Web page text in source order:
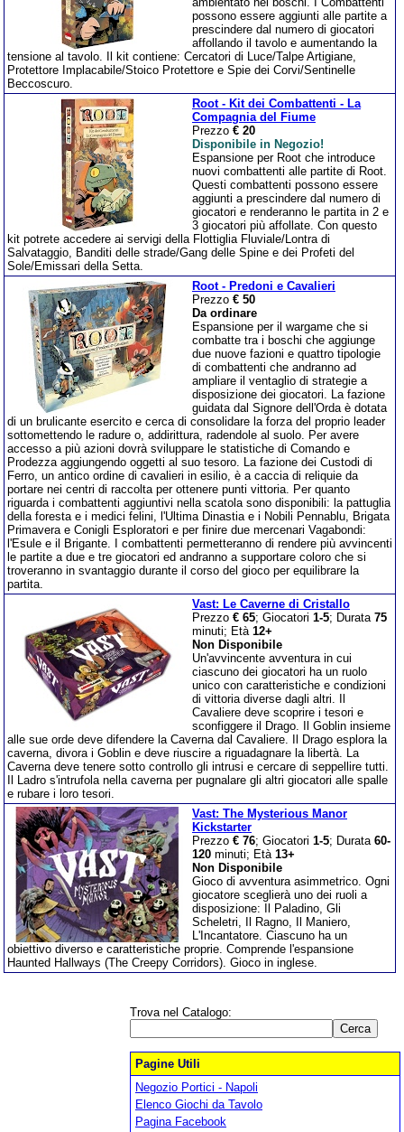
possono essere aggiunti alle partite a
prescindere dal numero di giocatori
affollando il tavolo e aumentando la
tensione al tavolo. Il kit contiene: Cercatori di Luce/Talpe Artigiane,
Protettore Implacabile/Stoico Protettore e Spie dei Corvi/Sentinelle
Beccoscuro.
Root - Kit dei Combattenti - La
Compagnia del Fiume
Prezzo € 20
Disponibile in Negozio!
Espansione per Root che introduce
nuovi combattenti alle partite di Root.
Questi combattenti possono essere
aggiunti a prescindere dal numero di
giocatori e renderanno le partita in 2 e
3 giocatori più affollate. Con questo
kit potrete accedere ai servigi della Flottiglia Fluviale/Lontra di
Salvataggio, Banditi delle strade/Gang delle Spine e dei Profeti del
Sole/Emissari della Setta.
Root - Predoni e Cavalieri
Prezzo € 50
Da ordinare
Espansione per il wargame che si
combatte tra i boschi che aggiunge
due nuove fazioni e quattro tipologie
di combattenti che andranno ad
ampliare il ventaglio di strategie a
disposizione dei giocatori. La fazione
guidata dal Signore dell'Orda è dotata
di un brulicante esercito e cerca di consolidare la forza del proprio leader
sottomettendo le radure o, addirittura, radendole al suolo. Per avere
accesso a più azioni dovrà sviluppare le statistiche di Comando e
Prodezza aggiungendo oggetti al suo tesoro. La fazione dei Custodi di
Ferro, un antico ordine di cavalieri in esilio, è a caccia di reliquie da
portare nei centri di raccolta per ottenere punti vittoria. Per quanto
riguarda i combattenti aggiuntivi nella scatola sono disponibili: la pattuglia
della foresta e i medici felini, l'Ultima Dinastia e i Nobili Pennablu, Brigata
Primavera e Conigli Esploratori e per finire due mercenari Vagabondi:
l'Esule e il Brigante. I combattenti permetteranno di rendere più avvincenti
le partite a due e tre giocatori ed andranno a supportare coloro che si
troveranno in svantaggio durante il corso del gioco per equilibrare la
partita.
Vast: Le Caverne di Cristallo
Prezzo € 65; Giocatori 1-5; Durata 75
minuti; Età 12+
Non Disponibile
Un'avvincente avventura in cui
ciascuno dei giocatori ha un ruolo
unico con caratteristiche e condizioni
di vittoria diverse dagli altri. Il
Cavaliere deve scoprire i tesori e
sconfiggere il Drago. Il Goblin insieme
alle sue orde deve difendere la Caverna dal Cavaliere. Il Drago esplora la
caverna, divora i Goblin e deve riuscire a riguadagnare la libertà. La
Caverna deve tenere sotto controllo gli intrusi e cercare di seppellire tutti.
Il Ladro s'intrufola nella caverna per pugnalare gli altri giocatori alle spalle
e rubare i loro tesori.
Vast: The Mysterious Manor
Kickstarter
Prezzo € 76; Giocatori 1-5; Durata 60-
120 minuti; Età 13+
Non Disponibile
Gioco di avventura asimmetrico. Ogni
giocatore sceglierà uno dei ruoli a
disposizione: Il Paladino, Gli
Scheletri, Il Ragno, Il Maniero,
L'Incantatore. Ciascuno ha un
obiettivo diverso e caratteristiche proprie. Comprende l'espansione
Haunted Hallways (The Creepy Corridors). Gioco in inglese.
Trova nel Catalogo:
Pagine Utili
Negozio Portici - Napoli
Elenco Giochi da Tavolo
Pagina Facebook